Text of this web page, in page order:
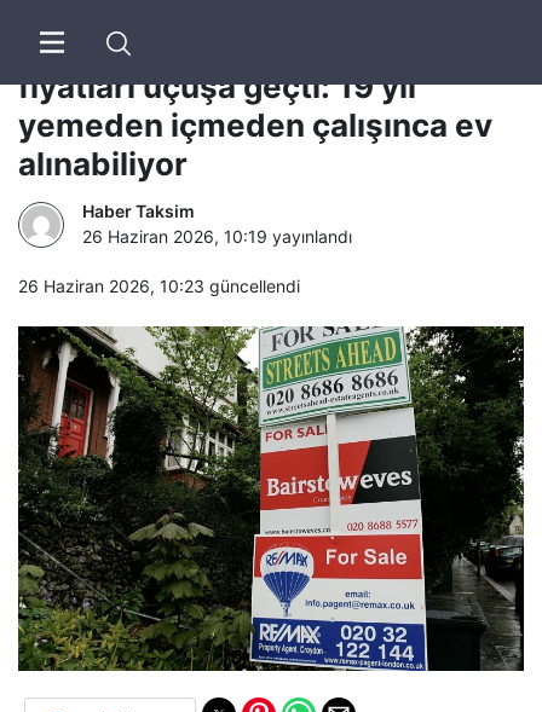
Euronews | Avrupa’da konut
fiyatları uçuşa geçti: 19 yıl
yemeden içmeden çalışınca ev
alınabiliyor
Haber Taksim
26 Haziran 2026, 10:19 yayınlandı
26 Haziran 2026, 10:23 güncellendi